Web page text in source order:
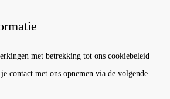
met betrekking tot ons cookiebeleid
contact met ons opnemen via de volgende